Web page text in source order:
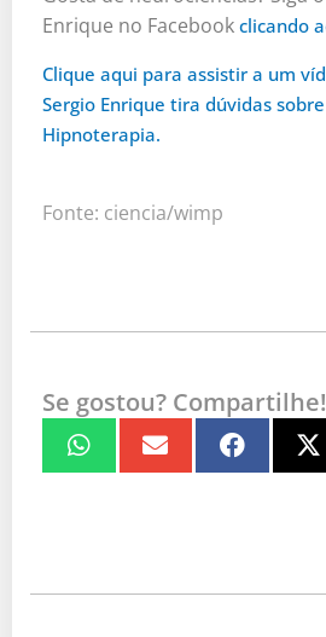
Enrique no Facebook clicando
Clique aqui para assistir a um
Sergio Enrique tira dúvidas
Hipnoterapia.
Fonte: ciencia/wimp
Se gostou? Compartilhe!